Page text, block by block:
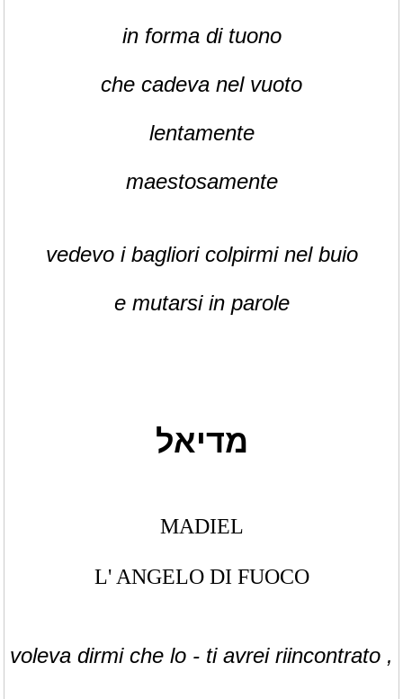
in forma di tuono
che cadeva nel vuoto
lentamente
maestosamente
vedevo i bagliori colpirmi nel buio
e mutarsi in parole
מדיאל
MADIEL
L' ANGELO DI FUOCO
voleva dirmi che lo - ti avrei riincontrato ,